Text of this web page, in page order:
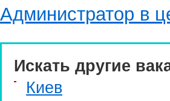
Администратор в
Искать другие
Киев